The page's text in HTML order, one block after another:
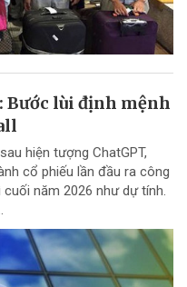
Bước lùi định mệnh
hiện tượng ChatGPT,
cổ phiếu lần đầu ra công
năm 2026 như dự tính.